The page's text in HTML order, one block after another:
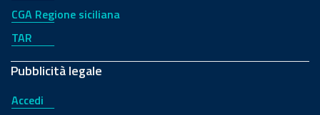
CGA Regione siciliana
TAR
Pubblicità legale
Accedi